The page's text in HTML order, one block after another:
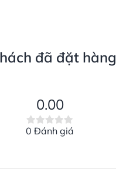
đã đặt hàng
0.00
0 Đánh giá